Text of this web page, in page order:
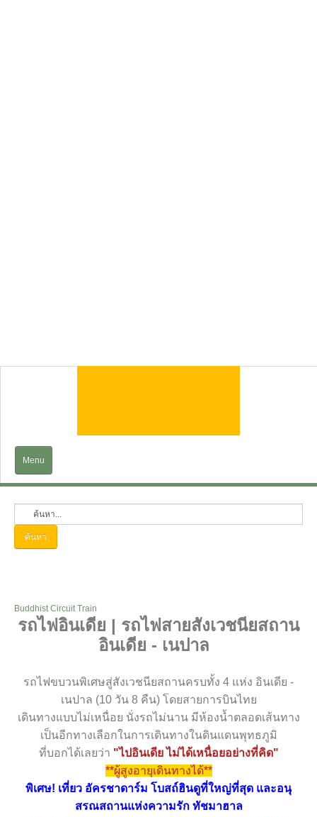
Menu
EXPLORE
Services
Contact Us
ค้นหา
Buddhist Circuit Train
รถไฟอินเดีย | รถไฟสายสังเวชนียสถาน
อินเดีย - เนปาล
รถไฟขบวนพิเศษสู่สังเวชนียสถานครบทั้ง 4 แห่ง อินเดีย -
เนปาล (10 วัน 8 คืน) โดยสายการบินไทย
เดินทางแบบไม่เหนื่อย นั่งรถไม่นาน มีห้องน้ำตลอดเส้นทาง
เป็นอีกทางเลือกในการเดินทางในดินแดนพุทธภูมิ
ที่บอกได้เลยว่า "ไปอินเดีย ไม่ได้เหนื่อยอย่างที่คิด"
**ผู้สูงอายุเดินทางได้**
พิเศษ! เที่ยว อัครชาดาร์ม โบสถ์ฮินดูที่ใหญ่ที่สุด และอนุ
สรณสถานแห่งความรัก ทัชมาฮาล